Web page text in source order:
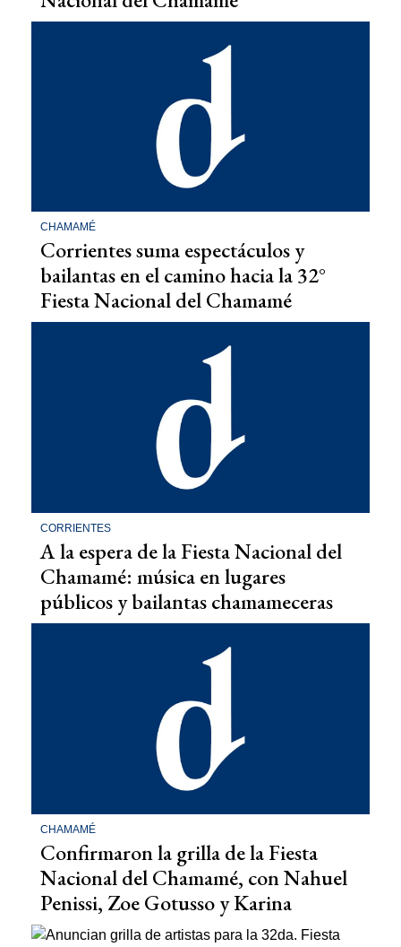
CHAMAMÉ
Corrientes suma espectáculos y
bailantas en el camino hacia la 32°
Fiesta Nacional del Chamamé
CORRIENTES
A la espera de la Fiesta Nacional del
Chamamé: música en lugares
públicos y bailantas chamameceras
CHAMAMÉ
Confirmaron la grilla de la Fiesta
Nacional del Chamamé, con Nahuel
Penissi, Zoe Gotusso y Karina